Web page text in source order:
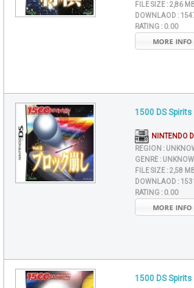
FILE SIZE :2,86
DOWNLAOD :
RATING : 0.00
MORE INFO
1500 DS
NINTENDO
REGION :
GENRE :
FILE SIZE :2,58
DOWNLAOD : 1531
RATING : 0.00
MORE INFO
1500 DS